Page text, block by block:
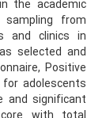
the academic
from
and clinics in
selected and
Positive
adolescents
and significant